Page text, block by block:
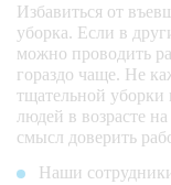
Избавиться от
уборка. Если в
можно проводить
гораздо чаще. Не
тщательной уборки
людей в возрасте
смысл доверить
Наши